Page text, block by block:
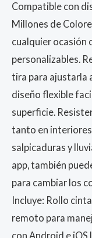
Compatible con
Millones de
cualquier ocasión
personalizables.
tira para ajustarla
diseño flexible
superficie.
tanto en
salpicaduras y
app, también
para cambiar los
Incluye: Rollo
remoto para
con Android e iOS